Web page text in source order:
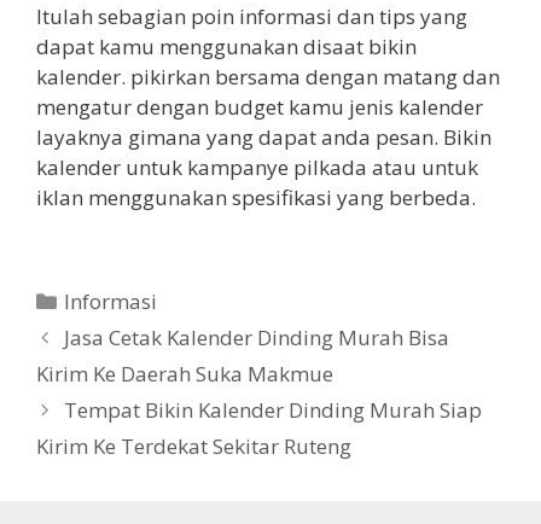
Itulah sebagian poin informasi dan tips yang
dapat kamu menggunakan disaat bikin
kalender. pikirkan bersama dengan matang dan
mengatur dengan budget kamu jenis kalender
layaknya gimana yang dapat anda pesan. Bikin
kalender untuk kampanye pilkada atau untuk
iklan menggunakan spesifikasi yang berbeda.
Categories
Informasi
Jasa Cetak Kalender Dinding Murah Bisa
Kirim Ke Daerah Suka Makmue
Tempat Bikin Kalender Dinding Murah Siap
Kirim Ke Terdekat Sekitar Ruteng